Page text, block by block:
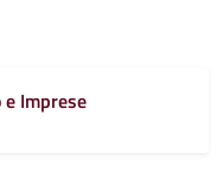
e Imprese